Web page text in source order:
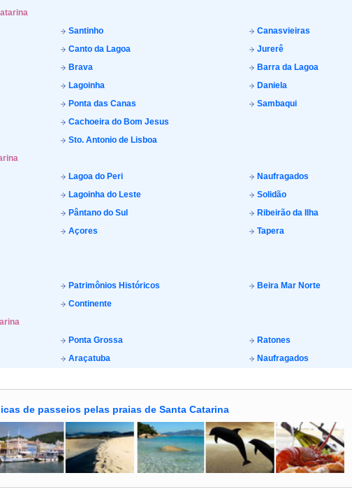
Santinho
Canasvieiras
Canto da Lagoa
Jurerê
Brava
Barra da Lagoa
Lagoinha
Daniela
Ponta das Canas
Sambaqui
Cachoeira do Bom Jesus
Sto. Antonio de Lisboa
Lagoa do Peri
Naufragados
Lagoinha do Leste
Solidão
Pântano do Sul
Ribeirão da Ilha
Açores
Tapera
Patrimônios Históricos
Beira Mar Norte
Continente
Ponta Grossa
Ratones
Araçatuba Naufragados
de passeios pelas praias de Santa Catarina